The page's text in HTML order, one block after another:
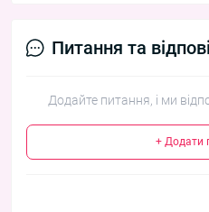
Питання та
Додайте питання, і ми
+ Додати